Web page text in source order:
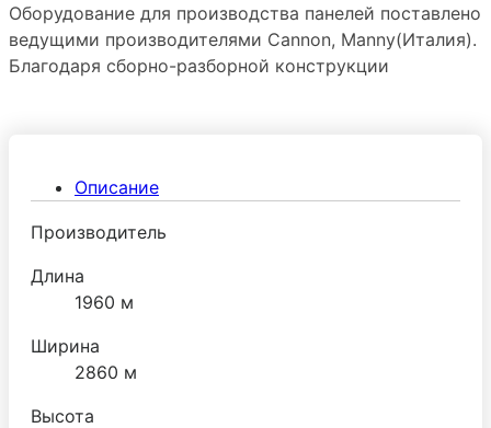
Оборудование для производства панелей поставлено
ведущими производителями Сannon, Manny(Италия).
Благодаря сборно-разборной конструкции
(Италия)Описание
Производитель
Длина
1960 м
Ширина
2860 м
Высота